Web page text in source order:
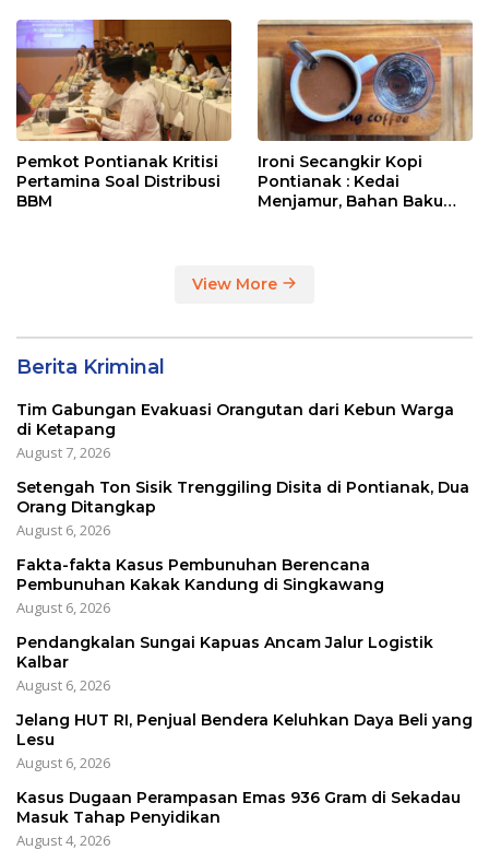
Pemkot Pontianak Kritisi
Pertamina Soal Distribusi
BBM
Ironi Secangkir Kopi
Pontianak : Kedai
Menjamur, Bahan Baku
View More
Berita Kriminal
Tim Gabungan Evakuasi Orangutan dari Kebun Warga
di Ketapang
August 7, 2026
Setengah Ton Sisik Trenggiling Disita di Pontianak, Dua
Orang Ditangkap
August 6, 2026
Fakta-fakta Kasus Pembunuhan Berencana
Pembunuhan Kakak Kandung di Singkawang
August 6, 2026
Pendangkalan Sungai Kapuas Ancam Jalur Logistik
Kalbar
August 6, 2026
Jelang HUT RI, Penjual Bendera Keluhkan Daya Beli yang
Lesu
August 6, 2026
Kasus Dugaan Perampasan Emas 936 Gram di Sekadau
Masuk Tahap Penyidikan
August 4, 2026